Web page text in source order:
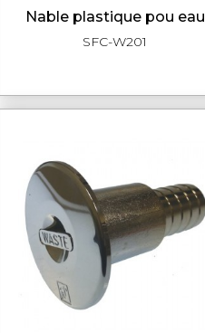
APERÇU RAPIDE
nable plastique pou eau
SFC-W201